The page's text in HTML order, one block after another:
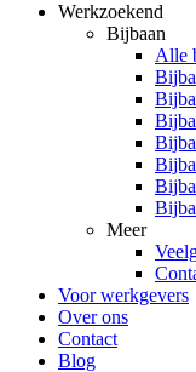
Werkzoekend
Bijbaan
Alle
Meer
Voor werkgevers
Over ons
Contact
Blog